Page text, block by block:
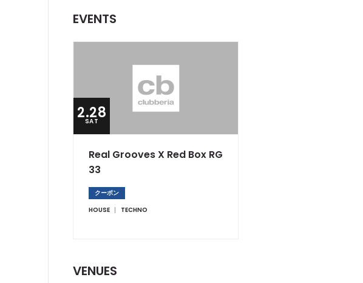
EVENTS
2.28
SAT
Real Grooves X Red Box RG
33
クーポン
HOUSE
TECHNO
VENUES